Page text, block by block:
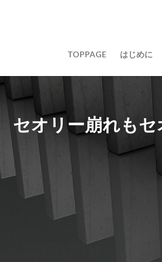
TOPPAGE はじめに
オリー崩れも